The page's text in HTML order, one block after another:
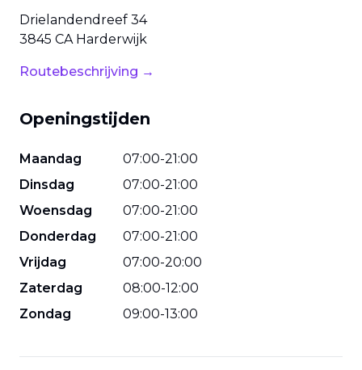
Drielandendreef 34
3845 CA Harderwijk
Routebeschrijving →
Openingstijden
Maandag 07:00-21:00
Dinsdag
07:00-21:00
Woensdag
07:00-21:00
Donderdag
07:00-21:00
Vrijdag
07:00-20:00
Zaterdag
08:00-12:00
Zondag
09:00-13:00